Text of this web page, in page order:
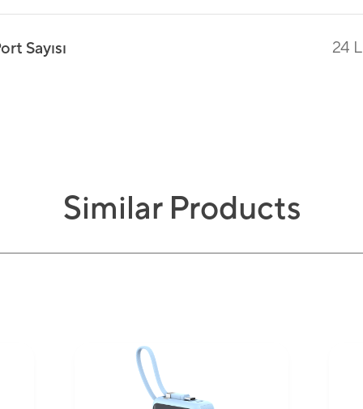
Sayısı 24
Similar Products